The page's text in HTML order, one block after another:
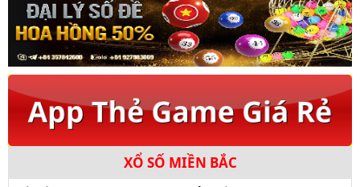
XỔ SỐ MIỀN BẮC